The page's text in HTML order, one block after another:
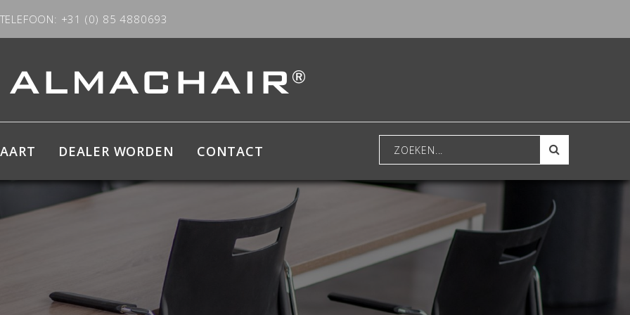
TELEFOON: +31 (0) 85 4880693
DEALER WORDEN CONTACT